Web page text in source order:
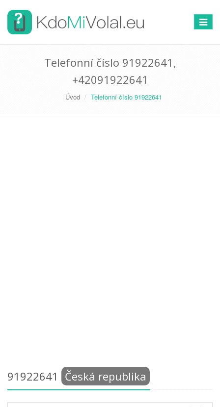
Telefonní číslo 91922641,
+42091922641
Úvod Telefonní číslo 91922641
91922641 Česká republika